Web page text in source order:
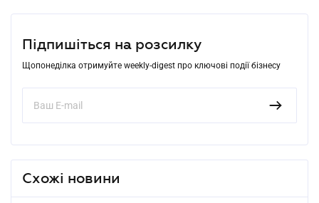
Підпишіться на розсилку
Щопонеділка отримуйте weekly-digest про ключові події бізнесу
Схожі новини